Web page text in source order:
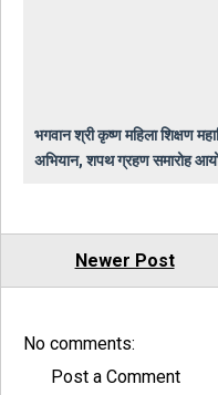
भगवान श्री कृष्ण महिला शिक्षण
अभियान, शपथ ग्रहण समारोह
Newer Post
No comments:
Post a Comment